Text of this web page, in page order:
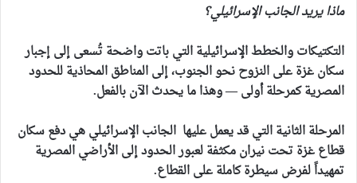
ماذا يريد الجانب الإسرائيلي؟
التكتيكات والخطط الإسرائيلية التي باتت واضحة تُسعى إلى إجبار
سكان غزة على النزوح نحو الجنوب، إلى المناطق المحاذية للحدود
المصرية كمرحلة أولى — وهذا ما يحدث الآن بالفعل.
المرحلة الثانية التي قد يعمل عليها الجانب الإسرائيلي هي دفع سكان
قطاع غزة تحت نيران مكثفة لعبور الحدود إلى الأراضي المصرية
تمهيداً لفرض سيطرة كاملة على القطاع.